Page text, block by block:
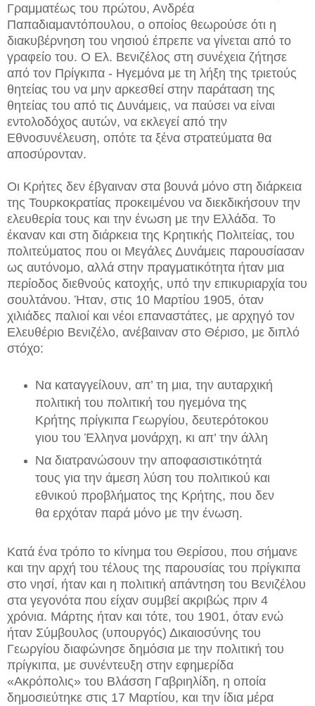
Γραμματέως του πρώτου, Ανδρέα
Παπαδιαμαντόπουλου, ο οποίος θεωρούσε ότι η
διακυβέρνηση του νησιού έπρεπε να γίνεται από το
γραφείο του. Ο Ελ. Βενιζέλος στη συνέχεια ζήτησε
από τον Πρίγκιπα - Ηγεμόνα με τη λήξη της τριετούς
θητείας του να μην αρκεσθεί στην παράταση της
θητείας του από τις Δυνάμεις, να παύσει να είναι
εντολοδόχος αυτών, να εκλεγεί από την
Εθνοσυνέλευση, οπότε τα ξένα στρατεύματα θα
αποσύρονταν.
Οι Κρήτες δεν έβγαιναν στα βουνά μόνο στη διάρκεια
της Τουρκοκρατίας προκειμένου να διεκδικήσουν την
ελευθερία τους και την ένωση με την Ελλάδα. Το
έκαναν και στη διάρκεια της Κρητικής Πολιτείας, του
πολιτεύματος που οι Μεγάλες Δυνάμεις παρουσίασαν
ως αυτόνομο, αλλά στην πραγματικότητα ήταν μια
περίοδος διεθνούς κατοχής, υπό την επικυριαρχία του
σουλτάνου. Ήταν, στις 10 Μαρτίου 1905, όταν
χιλιάδες παλιοί και νέοι επαναστάτες, με αρχηγό τον
Ελευθέριο Βενιζέλο, ανέβαιναν στο Θέρισο, με διπλό
στόχο:
Να καταγγείλουν, απ’ τη μια, την αυταρχική
πολιτική του πολιτική του ηγεμόνα της
Κρήτης πρίγκιπα Γεωργίου, δευτερότοκου
γιου του Έλληνα μονάρχη, κι απ’ την άλλη
Να διατρανώσουν την αποφασιστικότητά
τους για την άμεση λύση του πολιτικού και
εθνικού προβλήματος της Κρήτης, που δεν
θα ερχόταν παρά μόνο με την ένωση.
Κατά ένα τρόπο το κίνημα του Θερίσου, που σήμανε
και την αρχή του τέλους της παρουσίας του πρίγκιπα
στο νησί, ήταν και η πολιτική απάντηση του Βενιζέλου
στα γεγονότα που είχαν συμβεί ακριβώς πριν 4
χρόνια. Μάρτης ήταν και τότε, του 1901, όταν ενώ
ήταν Σύμβουλος (υπουργός) Δικαιοσύνης του
Γεωργίου διαφώνησε δημόσια με την πολιτική του
πρίγκιπα, με συνέντευξη στην εφημερίδα
«Ακρόπολις» του Βλάσση Γαβριηλίδη, η οποία
δημοσιεύτηκε στις 17 Μαρτίου, και την ίδια μέρα